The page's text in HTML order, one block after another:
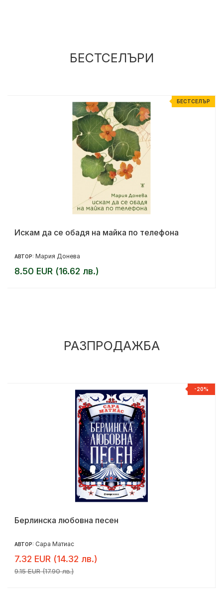
БЕСТСЕЛЪРИ
БЕСТСЕЛЪР
Искам да се обадя на майка по телефона
АВТОР: Мария Донева
8.50 EUR (16.62 лв.)
РАЗПРОДАЖБА
-20%
Берлинска любовна песен
АВТОР: Сара Матиас
7.32 EUR (14.32 лв.)
9.15 EUR (17.90 лв.)